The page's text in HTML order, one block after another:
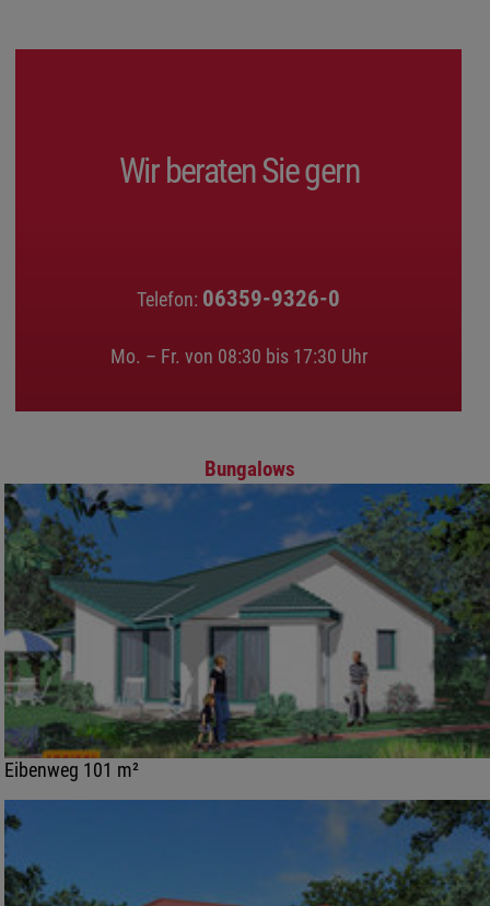
Wir beraten Sie gern
Telefon: 06359-9326-0
Mo. – Fr. von 08:30 bis 17:30 Uhr
Bungalows
Eibenweg 101 m²